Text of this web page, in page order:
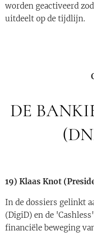
worden geactiveerd
uitdeelt op de tijdlijn.
DE
19) Klaas Knot
In de dossiers gelinkt
(DigiD) en de
financiële beweging